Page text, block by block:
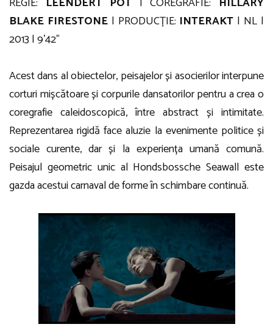
BLAKE FIRESTONE| PRODUCȚIE: INTERAKT | NL |
2013 | 9’42”
Acest dans al obiectelor, peisajelor și asocierilor interpune
corturi mișcătoare și corpurile dansatorilor pentru a crea o
coregrafie caleidoscopică, între abstract și intimitate.
Reprezentarea rigidă face aluzie la evenimente politice și
sociale curente, dar și la experiența umană comună.
Peisajul geometric unic al Hondsbossche Seawall este
gazda acestui carnaval de forme în schimbare continuă.